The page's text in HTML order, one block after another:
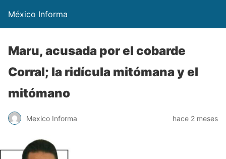
México Informa
Maru, acusada por el cobarde
Corral; la ridícula mitómana y el
mitómano
Mexico Informa hace 2 meses